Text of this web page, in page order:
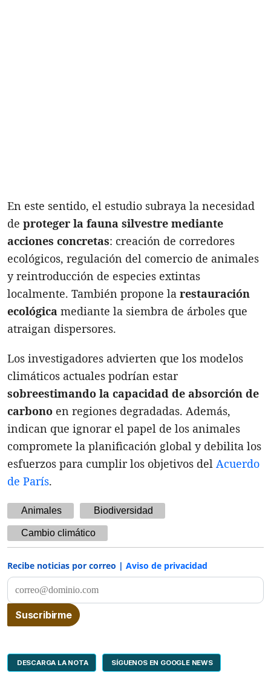
En este sentido, el estudio subraya la necesidad
de proteger la fauna silvestre mediante
acciones concretas: creación de corredores
ecológicos, regulación del comercio de animales
y reintroducción de especies extintas
localmente. También propone la restauración
ecológica mediante la siembra de árboles que
atraigan dispersores.
Los investigadores advierten que los modelos
climáticos actuales podrían estar
sobreestimando la capacidad de absorción de
carbono en regiones degradadas. Además,
indican que ignorar el papel de los animales
compromete la planificación global y debilita los
esfuerzos para cumplir los objetivos del Acuerdo
de París.
Animales Biodiversidad
Cambio climático
Recibe noticias por correo | Aviso de privacidad
DESCARGA LA NOTA SÍGUENOS EN GOOGLE NEWS